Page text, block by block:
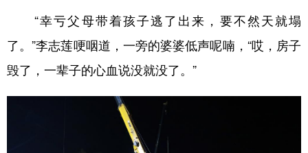
“幸亏父母带着孩子逃了出来，要不然天就塌
了。”李志莲哽咽道，一旁的婆婆低声呢喃，“哎，房子
毁了，一辈子的心血说没就没了。”